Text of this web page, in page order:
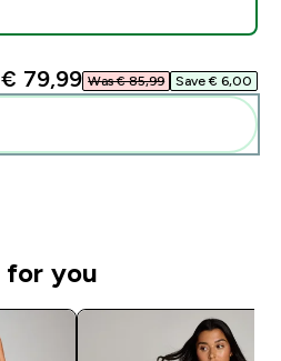
€ 79,99‎ Was € 85,99‎ Save € 6,00‎
for you